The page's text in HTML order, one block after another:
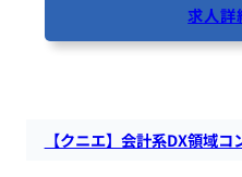
求人詳
【クニエ】会計系DX領域